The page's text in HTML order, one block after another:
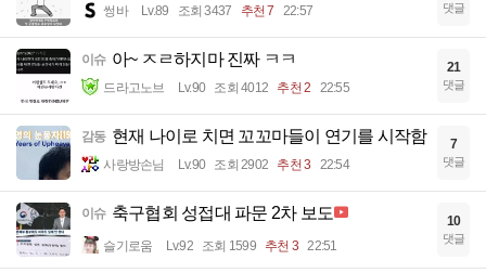
썽바 Lv.89 조회 3437 추천 7 22:57 댓글
이슈 아~ ㅈㄹ하지마 진짜 ㅋㅋ
드라고노브 Lv.90 조회 4012 추천 2 22:55
21
댓글
감동 현재 나이로 치면 꼬꼬마들이 연기를 시작함
사랑방손님 Lv.90 조회 2902 추천 3 22:54
7
댓글
이슈 축구협회 성접대 파문 2차 보도
슬기로움 Lv.92 조회 1599 추천 3 22:51
10
댓글